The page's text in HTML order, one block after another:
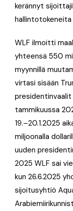
kerännyt
WLF ilmoitti
yhteensä 550
myynnillä
virtasi sisään
presidentinvaalit
tammikuussa
19.–20.1.2025
miljoonalla
uuden
2025 WLF sai
kun 26.6.2025
sijoitusyhtiö